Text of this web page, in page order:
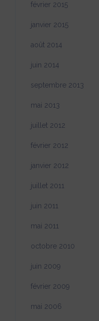
février 2015
janvier 2015
août 2014
juin 2014
septembre 2013
mai 2013
juillet 2012
février 2012
janvier 2012
juillet 2011
juin 2011
mai 2011
octobre 2010
juin 2009
février 2009
mai 2006